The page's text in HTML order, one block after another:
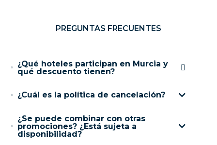
PREGUNTAS FRECUENTES
¿Qué hoteles participan en Murcia y
qué descuento tienen?
¿Cuál es la política de cancelación?
¿Se puede combinar con otras
promociones? ¿Está sujeta a
disponibilidad?